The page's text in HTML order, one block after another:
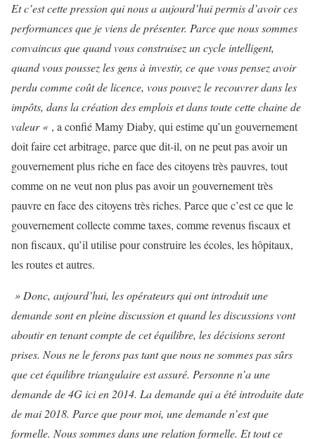
Et c’est cette pression qui nous a aujourd’hui permis d’avoir ces
performances que je viens de présenter. Parce que nous sommes
convaincus que quand vous construisez un cycle intelligent,
quand vous poussez les gens à investir, ce que vous pensez avoir
perdu comme coût de licence, vous pouvez le recouvrer dans les
impôts, dans la création des emplois et dans toute cette chaine de
valeur « , a confié Mamy Diaby, qui estime qu’un gouvernement
doit faire cet arbitrage, parce que dit-il, on ne peut pas avoir un
gouvernement plus riche en face des citoyens très pauvres, tout
comme on ne veut non plus pas avoir un gouvernement très
pauvre en face des citoyens très riches. Parce que c’est ce que le
gouvernement collecte comme taxes, comme revenus fiscaux et
non fiscaux, qu’il utilise pour construire les écoles, les hôpitaux,
les routes et autres.
» Donc, aujourd’hui, les opérateurs qui ont introduit une
demande sont en pleine discussion et quand les discussions vont
aboutir en tenant compte de cet équilibre, les décisions seront
prises. Nous ne le ferons pas tant que nous ne sommes pas sûrs
que cet équilibre triangulaire est assuré. Personne n’a une
demande de 4G ici en 2014. La demande qui a été introduite date
de mai 2018. Parce que pour moi, une demande n’est que
formelle. Nous sommes dans une relation formelle. Et tout ce